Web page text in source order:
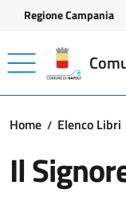
Vai ai contenuti
Vai al footer
Regione Campania
Home Elenco Libri
Il